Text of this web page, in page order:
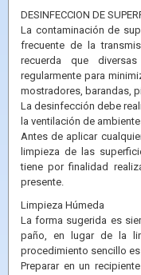
DESINFECCION DE
La contaminación de
frecuente de la
recuerda que
regularmente para
mostradores, barandas,
La desinfección debe
la ventilación de
Antes de aplicar
limpieza de las
tiene por finalidad
presente.
Limpieza Húmeda
La forma sugerida es
paño, en lugar de la
procedimiento sencillo
Preparar en un